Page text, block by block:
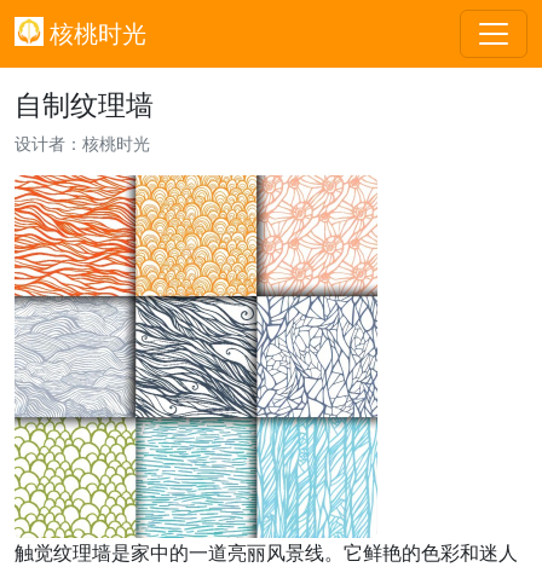
核桃时光
自制纹理墙
设计者：核桃时光
触觉纹理墙是家中的一道亮丽风景线。它鲜艳的色彩和迷人